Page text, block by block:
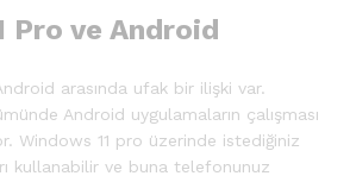
Pro ve Android
arasında ufak bir ilişki var.
Android uygulamaların çalışması
Windows 11 pro üzerinde istediğiniz
kullanabilir ve buna telefonunuz